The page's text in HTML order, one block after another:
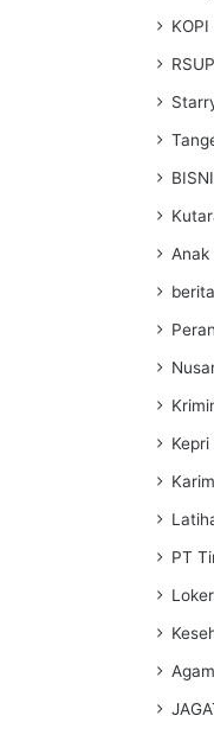
KOPI
Anak
Kepri
PT
Loker